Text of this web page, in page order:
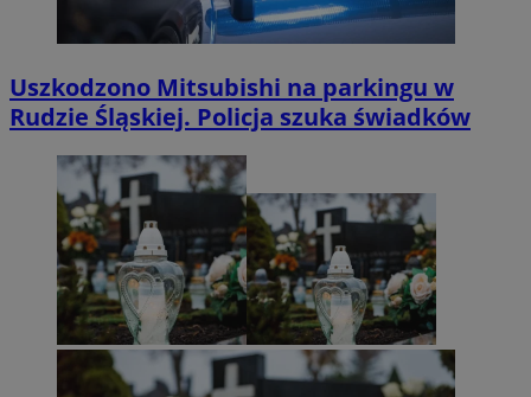
Uszkodzono Mitsubishi na parkingu w
Rudzie Śląskiej. Policja szuka świadków